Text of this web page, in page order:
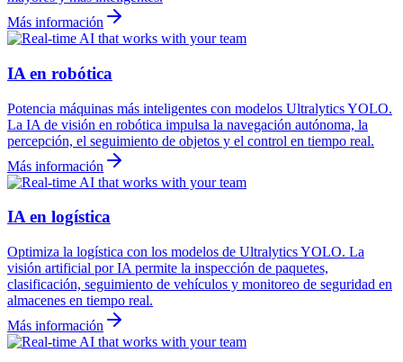
Más información
IA en robótica
Potencia máquinas más inteligentes con modelos Ultralytics YOLO.
La IA de visión en robótica impulsa la navegación autónoma, la
percepción, el seguimiento de objetos y el control en tiempo real.
Más información
IA en logística
Optimiza la logística con los modelos de Ultralytics YOLO. La
visión artificial por IA permite la inspección de paquetes,
clasificación, seguimiento de vehículos y monitoreo de seguridad en
almacenes en tiempo real.
Más información